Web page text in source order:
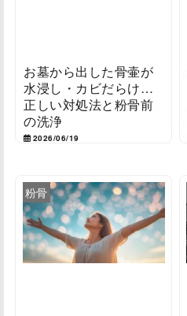
お墓から出した骨壷が
水浸し・カビだらけ…
正しい対処法と粉骨前
の洗浄
2026/06/19
粉骨